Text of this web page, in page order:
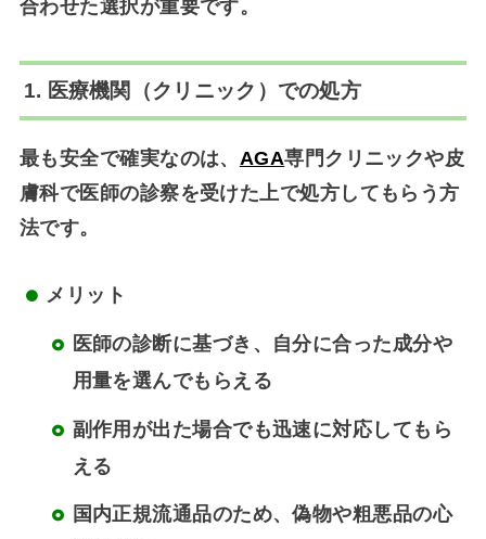
合わせた選択が重要です。
1. 医療機関（クリニック）での処方
最も安全で確実なのは、 AGA専門クリニックや皮
膚科で医師の診察を受けた上で処方してもらう方
法です。
メリット
医師の診断に基づき、自分に合った成分や
用量を選んでもらえる
副作用が出た場合でも迅速に対応してもら
える
国内正規流通品のため、偽物や粗悪品の心